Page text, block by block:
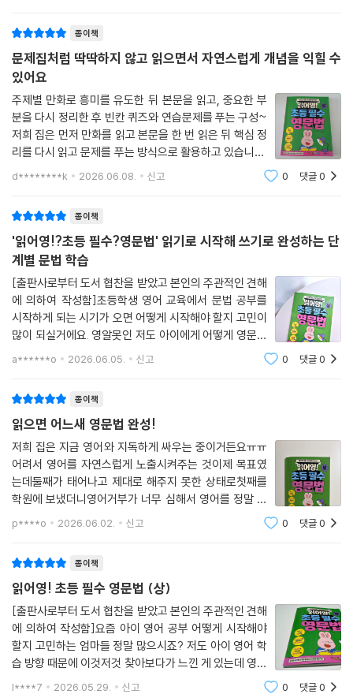
종이책
문제집처럼 딱딱하지 않고 읽으면서 자연스럽게 개념을 익힐 수
있어요
주제별 만화로 흥미를 유도한 뒤 본문을 읽고, 중요한 부
분을 다시 정리한 후 빈칸 퀴즈와 연습문제를 푸는 구성~
저희 집은 먼저 만화를 읽고 본문을 한 번 읽은 뒤 핵심 정
리를 다시 읽고 문제를 푸는 방식으로 활용하고 있습니다.
기본 문법 용어가 등장하고..설명하는 글밥도 어느 정도
d********k 2026.06.08. 신고 0 댓글0
종이책
'읽어영!?초등 필수?영문법' 읽기로 시작해 쓰기로 완성하는 단
계별 문법 학습
[출판사로부터 도서 협찬을 받았고 본인의 주관적인 견해
에 의하여 작성함] 초등학생 영어 교육에서 문법 공부를
시작하게 되는 시기가 오면 어떻게 시작해야 할지 고민이
많이 되실거에요. 영알못인 저도 아이에게 어떻게 영문법
을 시작해야할지 걱정인데요. 초등 영어 문법은 중고등학
a******o 2026.06.05. 신고 0 댓글0
종이책
읽으면 어느새 영문법 완성!
저희 집은 지금 영어와 지독하게 싸우는 중이거든요ㅠㅠ
어려서 영어를 자연스럽게 노출시켜주는 것이제 목표였
는데둘째가 태어나고 제대로 해주지 못한 상태로첫째를
학원에 보냈더니영어거부가 너무 심해서 영어를 정말 오
래중단했다가 이제 다시 시작하고 있는데학교에서 영어
방과후 수업을 하면서영문법을 배우고 있는데 매일 매일
p****o 2026.06.02. 신고 0 댓글0
종이책
읽어영! 초등 필수 영문법 (상)
[출판사로부터 도서 협찬을 받았고 본인의 주관적인 견해
에 의하여 작성함]요즘 아이 영어 공부 어떻게 시작해야
할지 고민하는 엄마들 정말 많으시죠? 저도 아이 영어 학
습 방향 때문에 이것저것 찾아보다가 느낀 게 있는데 영어
는 단어도 중요하지만 결국 문장을 이해하는 힘이 정말 중
l****7 2026.05.29. 신고 0 댓글0